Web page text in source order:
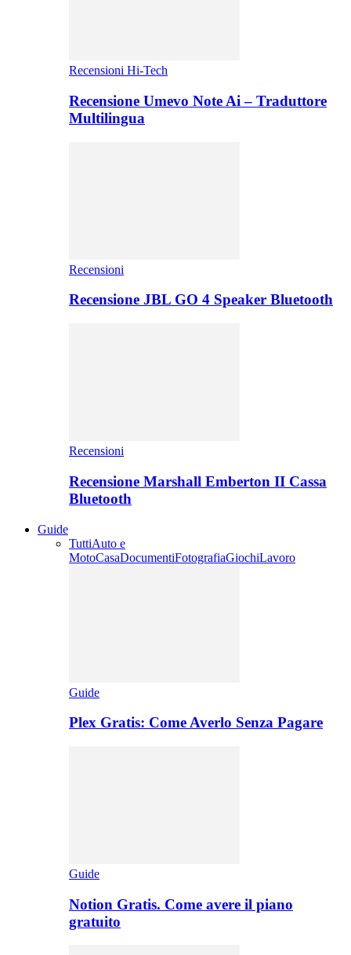
Recensioni Hi-Tech
Recensione Umevo Note Ai – Traduttore
Multilingua
Recensioni
Recensione JBL GO 4 Speaker Bluetooth
Recensioni
Recensione Marshall Emberton II Cassa
Bluetooth
Guide
TuttiAuto e
MotoCasaDocumentiFotografiaGiochiLavoro
Guide
Plex Gratis: Come Averlo Senza Pagare
Guide
Notion Gratis. Come avere il piano
gratuito